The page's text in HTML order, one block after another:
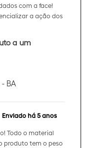
com a face!
a ação dos
a um
BA
Enviado há 5 anos
Todo o material
produto tem o peso